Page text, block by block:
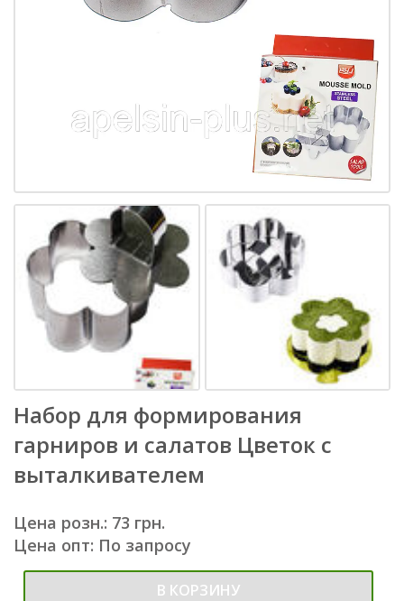
Набор для формирования
гарниров и салатов Цветок с
выталкивателем
Цена розн.: 73 грн.
Цена опт: По запросу
В КОРЗИНУ